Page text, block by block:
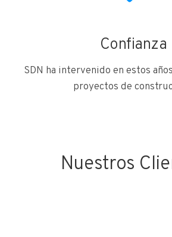
Confianza
SDN ha intervenido en estos
proyectos de
Nuestros